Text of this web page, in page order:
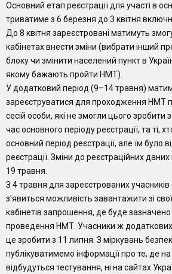
Основний етап реєстрації для участі в
триватиме з 6 березня до 3 квітня
До 8 квітня зареєстровані матимуть
кабінетах внести зміни (вибрати інший
блоку чи змінити населений пункт в
якому бажають пройти НМТ).
У додатковий період (9–14 травня)
зареєструватися для проходження НМТ
сесій особи, які не змогли цього зробити
час основного періоду реєстрації, та ті,
основний період реєстрації, але їм було
реєстрації. Зміни до реєстраційних
19 травня.
З 4 травня для зареєстрованих
з’явиться можливість завантажити зі
кабінетів запрошення, де буде зазначено
проведення НМТ. Учасники ж додаткових
це зробити з 11 липня. З міркувань
публікуватимемо інформації про те, де на
відбудуться тестування, ні на сайтах